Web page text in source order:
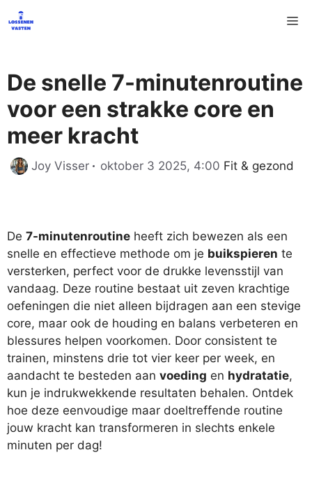
naar
De snelle 7-minutenroutine
voor een strakke core en
meer kracht
Joy Visser oktober 3 2025, 4:00 Categorieën
Fit & gezond
De 7-minutenroutine heeft zich bewezen als een
snelle en effectieve methode om je buikspieren te
versterken, perfect voor de drukke levensstijl van
vandaag. Deze routine bestaat uit zeven krachtige
oefeningen die niet alleen bijdragen aan een stevige
core, maar ook de houding en balans verbeteren en
blessures helpen voorkomen. Door consistent te
trainen, minstens drie tot vier keer per week, en
aandacht te besteden aan voeding en hydratatie,
kun je indrukwekkende resultaten behalen. Ontdek
hoe deze eenvoudige maar doeltreffende routine
jouw kracht kan transformeren in slechts enkele
minuten per dag!